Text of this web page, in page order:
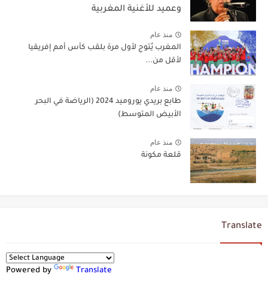
وعميد للأغنية المغربية
منذ عام
المغرب يُتوج لأول مرة بلقب كأس أمم إفريقيا
لأقل من...
منذ عام
طابع بريدي يوروميد 2024 (الرياضة في البحر
الأبيض المتوسط)
منذ عام
قلعة مكونة
Translate
Powered by Translate